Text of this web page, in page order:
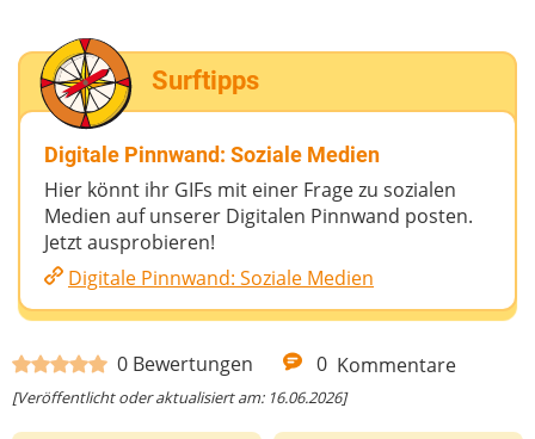
0 Bewertungen 0 Kommentare
[Veröffentlicht oder aktualisiert am: 16.06.2026]
Surftipps
Digitale Pinnwand: Soziale Medien
Hier könnt ihr GIFs mit einer Frage zu sozialen
Medien auf unserer Digitalen Pinnwand posten.
Jetzt ausprobieren!
Digitale Pinnwand: Soziale Medien